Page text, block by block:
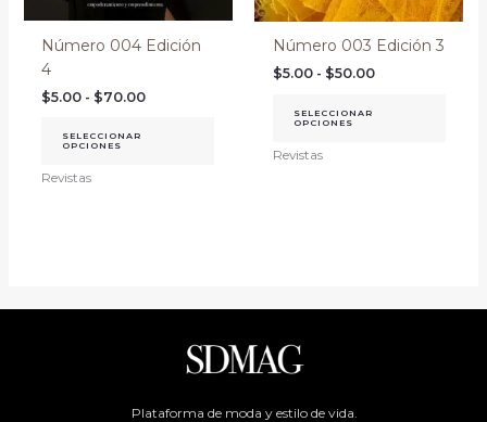
Número 004 Edición
4
$5.00 - $70.00
SELECCIONAR
OPCIONES
página
producto
Revistas
Número 003 Edición 3
$5.00 - $50.00
SELECCIONAR
OPCIONES
Revistas
Plataforma de moda y estilo de vida.